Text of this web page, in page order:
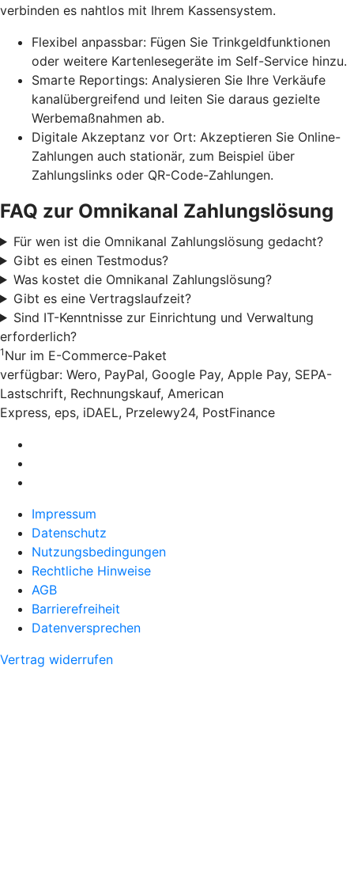
verbinden es nahtlos mit Ihrem Kassensystem.
Flexibel anpassbar: Fügen Sie Trinkgeldfunktionen
oder weitere Kartenlesegeräte im Self-Service hinzu.
Smarte Reportings: Analysieren Sie Ihre Verkäufe
kanalübergreifend und leiten Sie daraus gezielte
Werbemaßnahmen ab.
Digitale Akzeptanz vor Ort: Akzeptieren Sie Online-
Zahlungen auch stationär, zum Beispiel über
Zahlungslinks oder QR-Code-Zahlungen.
FAQ zur Omnikanal Zahlungslösung
Für wen ist die Omnikanal Zahlungslösung gedacht?
Gibt es einen Testmodus?
Was kostet die Omnikanal Zahlungslösung?
Gibt es eine Vertragslaufzeit?
Sind IT-Kenntnisse zur Einrichtung und Verwaltung
erforderlich?
1 Nur im E-Commerce-Paket
verfügbar: Wero, PayPal, Google Pay, Apple Pay, SEPA-
Lastschrift, Rechnungskauf, American
Express, eps, iDAEL, Przelewy24, PostFinance
Impressum
Datenschutz
Nutzungsbedingungen
Rechtliche Hinweise
AGB
Barrierefreiheit
Datenversprechen
Vertrag widerrufen